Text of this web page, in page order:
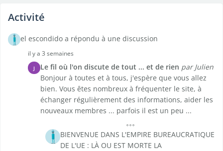
Activité
el escondido a répondu à une discussion
il y a 3 semaines
J Le fil où l'on discute de tout ... et de rien par Julien
Bonjour à toutes et à tous, j'espère que vous allez
bien. Vous êtes nombreux à fréquenter le site, à
échanger régulièrement des informations, aider les
nouveaux membres ... parfois il est un peu ...
BIENVENUE DANS L'EMPIRE BUREAUCRATIQUE
DE L'UE : LÀ OU EST MORTE LA